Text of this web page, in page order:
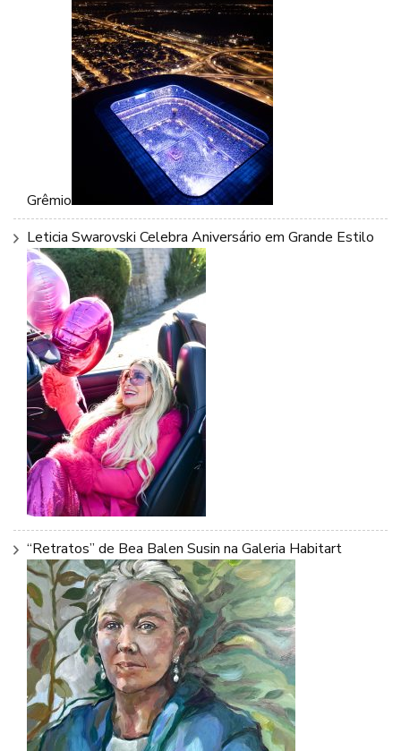
Grêmio
Leticia Swarovski Celebra Aniversário em Grande Estilo
“Retratos” de Bea Balen Susin na Galeria Habitart